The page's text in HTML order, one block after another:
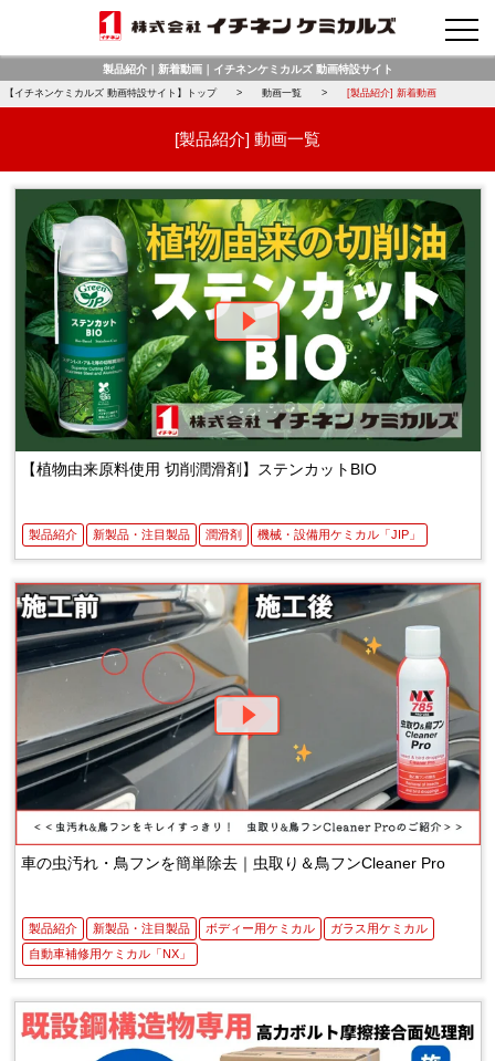
製品紹介｜新着動画｜イチネンケミカルズ 動画特設サイト
【イチネンケミカルズ 動画特設サイト】トップ 動画一覧 [製品紹介] 新着動画
[製品紹介] 動画一覧
【植物由来原料使用 切削潤滑剤】ステンカットBIO
製品紹介 新製品・注目製品 潤滑剤 機械・設備用ケミカル「JIP」
車の虫汚れ・鳥フンを簡単除去｜虫取り＆鳥フンCleaner Pro
製品紹介 新製品・注目製品 ボディー用ケミカル
ガラス用ケミカル
自動車補修用ケミカル「NX」